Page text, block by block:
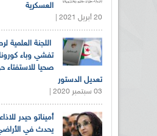
العسكرية
20 أبريل 2021 |
اللجنة العلمية
تفشي وباء
صحيا
تعديل الدستور
03 سبتمبر 2020 |
أميناتو حيدر
يحدث في